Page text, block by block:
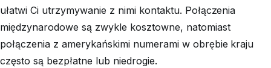
ułatwi Ci utrzymywanie z nimi kontaktu. Połączenia
międzynarodowe są zwykle kosztowne, natomiast
połączenia z amerykańskimi numerami w obrębie kraju
często są bezpłatne lub niedrogie.